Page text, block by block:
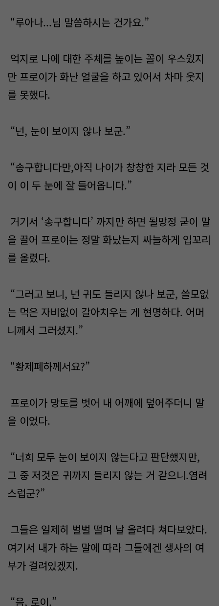
“루아나...님 말씀하시는 건가요.”
억지로 나에 대한 주체를 높이는 꼴이 우스웠지
만 프로이가 화난 얼굴을 하고 있어서 차마 웃지
를 못했다.
“넌, 눈이 보이지 않나 보군.”
“송구합니다만,아직 나이가 창창한 지라 모든 것
이 이 두 눈에 잘 들어옵니다.”
거기서 ‘송구합니다’ 까지만 하면 될망정 굳이 말
을 끌어 프로이는 정말 화났는지 싸늘하게 입꼬리
를 올렸다.
“그러고 보니, 넌 귀도 들리지 않나 보군, 쓸모없
는 먹은 자비없이 갈아치우는 게 현명하다. 어머
니께서 그러셨지.”
“황제폐하께서요?”
프로이가 망토를 벗어 내 어깨에 덮어주더니 말
을 이었다.
“너희 모두 눈이 보이지 않는다고 판단했지만,
그 중 저것은 귀까지 들리지 않는 거 같으니.염려
스럽군?”
그들은 일제히 벌벌 떨며 날 올려다 쳐다보았다.
여기서 내가 하는 말에 따라 그들에겐 생사의 여
부가 걸려있겠지.
“음, 로이.”